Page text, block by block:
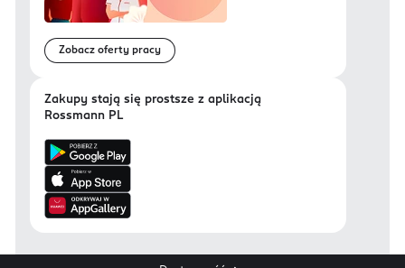
Zobacz oferty pracy
Zakupy stają się prostsze z aplikacją
Rossmann PL